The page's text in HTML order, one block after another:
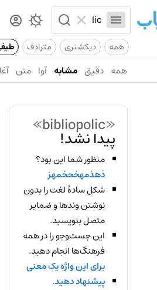
همه دیکشنری مترادف
همه دقیق مشابه آوا متن
«bibliopolic»
پیدا نشد!
منظور شما این بود؟
ذهذمهخحخمهز
شکل سادهٔ لغت را بدون
نوشتن وندها و ضمایر
متصل بنویسید.
این جست‌وجو را در همه
فرهنگ‌ها انجام دهید.
برای این واژه یک معنی
پیشنهاد دهید.